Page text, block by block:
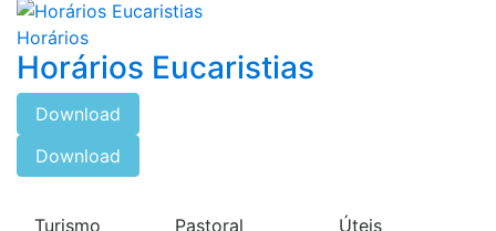
Horários
Horários Eucaristias
Download
Download
Turismo Pastoral Úteis